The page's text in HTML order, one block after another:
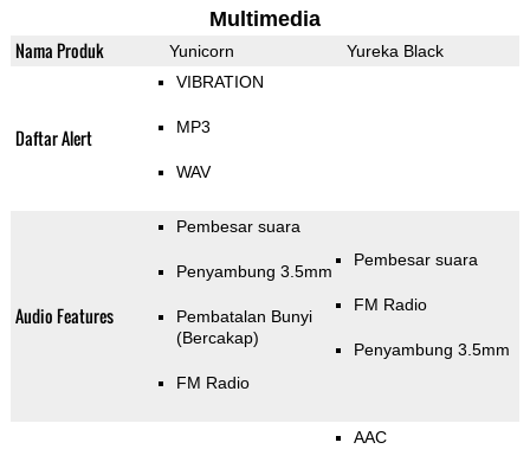
Multimedia
Nama Produk Yunicorn Yureka Black
Daftar Alert
VIBRATION
MP3
WAV
Audio Features
Pembesar suara
Penyambung 3.5mm
Pembatalan Bunyi
(Bercakap)
FM Radio
Pembesar suara
FM Radio
Penyambung 3.5mm
AAC